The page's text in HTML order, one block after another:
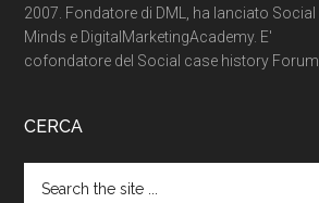
2007. Fondatore di DML, ha lanciato Social
Minds e DigitalMarketingAcademy. E'
cofondatore del Social case history Forum.
CERCA